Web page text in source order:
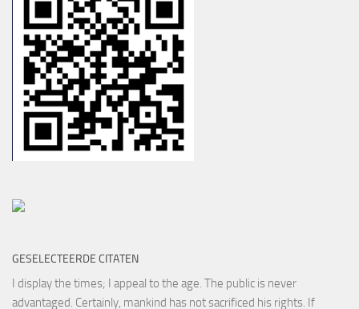
GESELECTEERDE CITATEN
I display the times; I appeal to the age. The public is never
advantaged. Certainly, mankind has not sacrificed his rights. If